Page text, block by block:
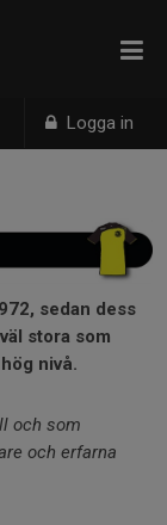
Logga in
sedan dess
stora som
nivå.
och som
och erfarna